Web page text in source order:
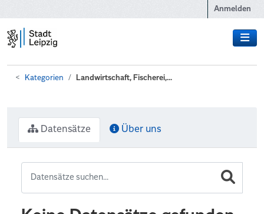
Anmelden
Kategorien Landwirtschaft, Fischerei,...
Datensätze Über uns